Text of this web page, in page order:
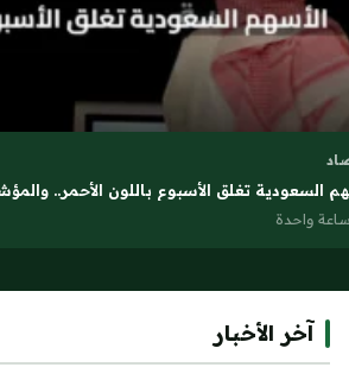
السعودية تغلق الأسبوع باللون الأحمر.. والمؤشر
واحدة
آخر الأخبار